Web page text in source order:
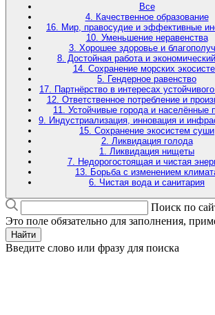
Все
4. Качественное образование
16. Мир, правосудие и эффективные
10. Уменьшение неравенства
3. Хорошее здоровье и
8. Достойная работа и
14. Сохранение морских
5. Гендерное равенство
17. Партнёрство в интересах
12. Ответственное потребление и
11. Устойчивые города и населённые
9. Индустриализация, инновация и
15. Сохранение экосистем суши
2. Ликвидация голода
1. Ликвидация нищеты
7. Недорогостоящая и чистая
13. Борьба с изменением
6. Чистая вода и санитария
Поиск по
Это поле обязательно для заполнения,
Найти
Введите слово или фразу для поиска